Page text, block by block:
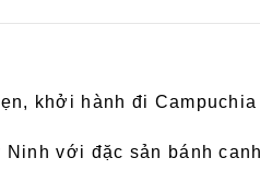
khởi hành đi
với đặc sản bánh